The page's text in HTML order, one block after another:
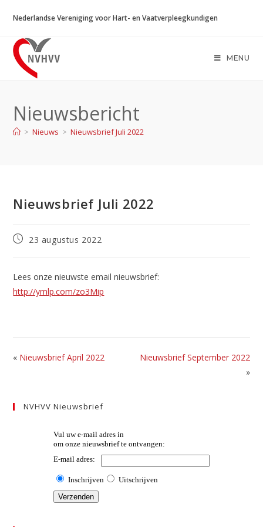
naar
inhoud
Nederlandse Vereniging voor Hart- en Vaatverpleegkundigen
MENU
Nieuwsbericht
> Nieuws > Nieuwsbrief Juli 2022
Nieuwsbrief Juli 2022
Bericht23 augustus 2022
Lees onze nieuwste email nieuwsbrief:
http://ymlp.com/zo3Mip
« Nieuwsbrief April 2022
Nieuwsbrief September 2022
»
NVHVV Nieuwsbrief